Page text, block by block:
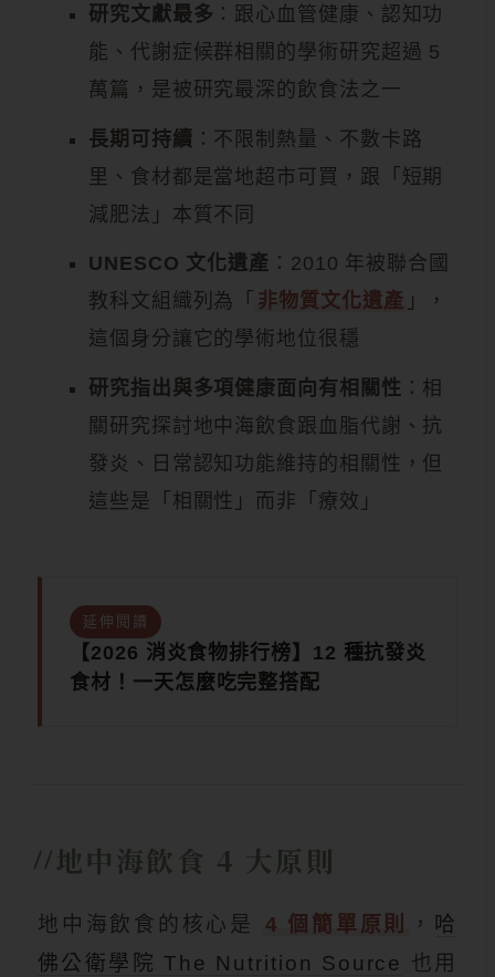
研究文獻最多 ：跟心血管健康、認知功
能、代謝症候群相關的學術研究超過 5
萬篇，是被研究最深的飲食法之一
長期可持續
：不限制熱量、不數卡路
里、食材都是當地超市可買，跟「短期
減肥法」本質不同
UNESCO 文化遺產 ：2010 年被聯合國
教科文組織列為「 非物質文化遺產 」，
這個身分讓它的學術地位很穩
研究指出與多項健康面向有相關性 ：相
關研究探討地中海飲食跟血脂代謝、抗
發炎、日常認知功能維持的相關性，但
這些是「相關性」而非「療效」
延伸閱讀
【2026 消炎食物排行榜】12 種抗發炎
食材！一天怎麼吃完整搭配
地中海飲食 4 大原則
地中海飲食的核心是 4 個簡單原則 ， 哈
佛公衛學院 The Nutrition Source 也用